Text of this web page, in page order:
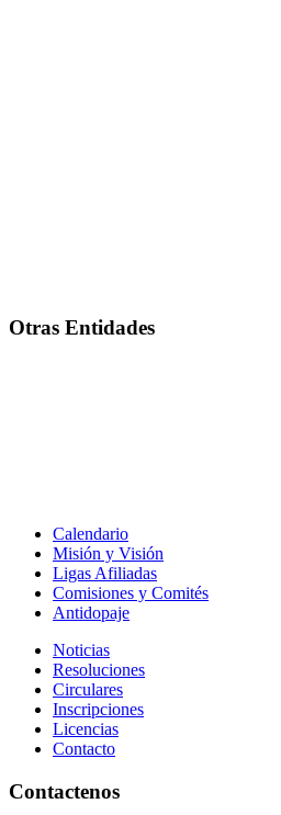
Otras Entidades
Calendario
Misión y Visión
Ligas Afiliadas
Comisiones y Comités
Antidopaje
Noticias
Resoluciones
Circulares
Inscripciones
Licencias
Contacto
Contactenos